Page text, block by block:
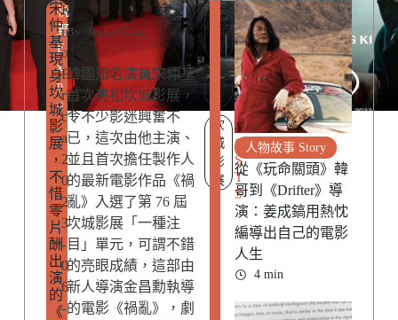
視
野
E
x
p
o
宋
仲
基
現
身
坎
城
影
展
，
不
惜
零
片
酬
出
演
的
《
K
u
o
E
ri
c
a
2
0
2
3
-
0
6
-
By: Janice Chan
韓國知名演員宋仲基
首次亮相坎城影展，
令不少影迷興奮不
已，這次由他主演、
並且首次擔任製作人
的最新電影作品《禍
亂》入選了第 76 屆
坎城影展「一種注
目」單元，可謂不錯
的亮眼成績，這部由
新人導演金昌勳執導
的電影《禍亂》，劇
宋
仲
基
電
影
坎
城
影
展
R
E
L
A
T
E
D
P
O
S
T
S
人物故事 Story
從《玩命關頭》韓
哥到《Drifter》導
演：姜成鎬用熱忱
編導出自己的電影
人生
4 min